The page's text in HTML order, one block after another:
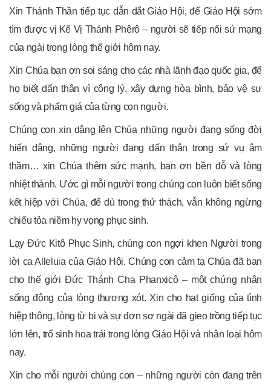
Xin Thánh Thần tiếp tục dẫn dắt Giáo Hội, để Giáo Hội sớm
tìm được vị Kế Vị Thánh Phêrô – người sẽ tiếp nối sứ mạng
của ngài trong lòng thế giới hôm nay.
Xin Chúa ban ơn soi sáng cho các nhà lãnh đạo quốc gia, để
họ biết dấn thân vì công lý, xây dựng hòa bình, bảo vệ sự
sống và phẩm giá của từng con người.
Chúng con xin dâng lên Chúa những người đang sống đời
hiến dâng, những người đang dấn thân trong sứ vụ âm
thầm… xin Chúa thêm sức mạnh, ban ơn bền đỗ và lòng
nhiệt thành. Ước gì mỗi người trong chúng con luôn biết sống
kết hiệp với Chúa, để dù trong thử thách, vẫn không ngừng
chiếu tỏa niềm hy vọng phục sinh.
Lạy Đức Kitô Phục Sinh, chúng con ngợi khen Người trong
lời ca Alleluia của Giáo Hội. Chúng con cảm tạ Chúa đã ban
cho thế giới Đức Thánh Cha Phanxicô – một chứng nhân
sống động của lòng thương xót. Xin cho hạt giống của tình
hiệp thông, lòng từ bi và sự đơn sơ ngài đã gieo trồng tiếp tục
lớn lên, trổ sinh hoa trái trong lòng Giáo Hội và nhân loại hôm
nay.
Xin cho mỗi người chúng con – những người còn đang trên